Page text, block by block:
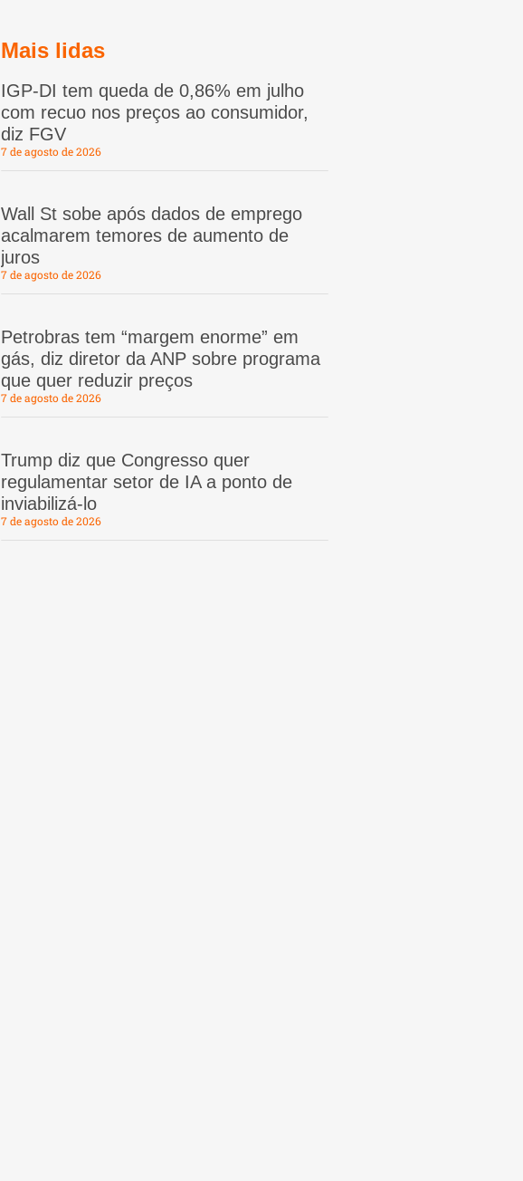
Mais lidas
IGP-DI tem queda de 0,86% em julho
com recuo nos preços ao consumidor,
diz FGV
7 de agosto de 2026
Wall St sobe após dados de emprego
acalmarem temores de aumento de
juros
7 de agosto de 2026
Petrobras tem “margem enorme” em
gás, diz diretor da ANP sobre programa
que quer reduzir preços
7 de agosto de 2026
Trump diz que Congresso quer
regulamentar setor de IA a ponto de
inviabilizá-lo
7 de agosto de 2026